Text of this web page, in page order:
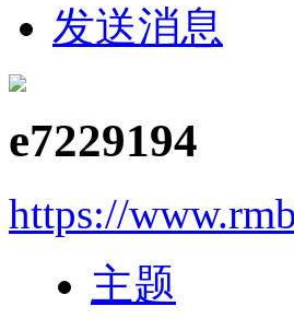
发送消息
e7229194
https://
主题